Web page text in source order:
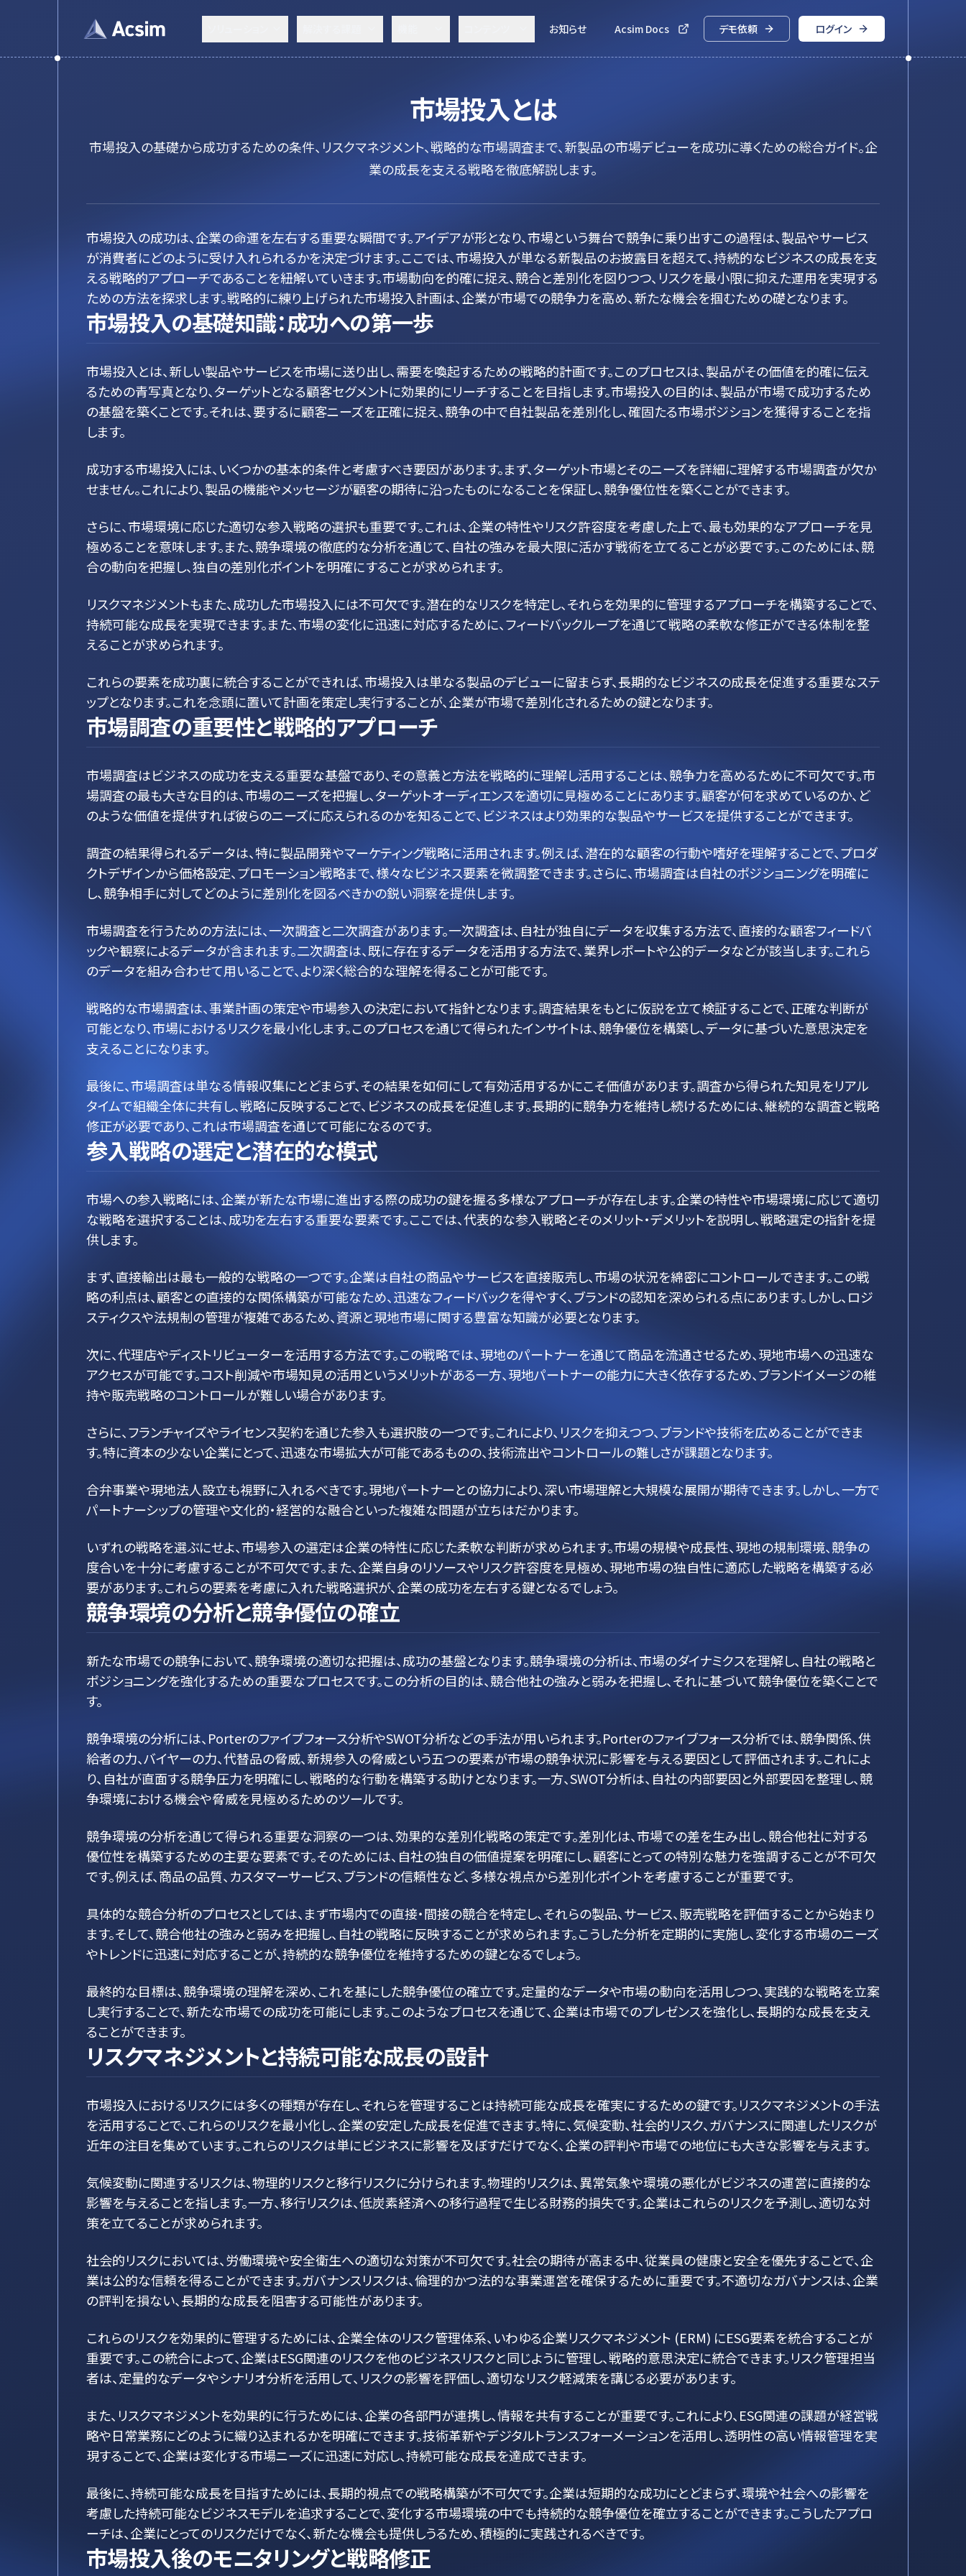
お知らせ Acsim Docs デモ依頼 ログイン
市場投入とは
市場投入の基礎から成功するための条件、リスクマネジメント、戦略的な市場調査まで、新製品の市場デビューを成功に導くための総合ガイド。企
業の成長を支える戦略を徹底解説します。
市場投入の成功は、企業の命運を左右する重要な瞬間です。アイデアが形となり、市場という舞台で競争に乗り出すこの過程は、製品やサービス
が消費者にどのように受け入れられるかを決定づけます。ここでは、市場投入が単なる新製品のお披露目を超えて、持続的なビジネスの成長を支
える戦略的アプローチであることを紐解いていきます。市場動向を的確に捉え、競合と差別化を図りつつ、リスクを最小限に抑えた運用を実現する
ための方法を探求します。戦略的に練り上げられた市場投入計画は、企業が市場での競争力を高め、新たな機会を掴むための礎となります。
市場投入の基礎知識：成功への第一歩
市場投入とは、新しい製品やサービスを市場に送り出し、需要を喚起するための戦略的計画です。このプロセスは、製品がその価値を的確に伝え
るための青写真となり、ターゲットとなる顧客セグメントに効果的にリーチすることを目指します。市場投入の目的は、製品が市場で成功するため
の基盤を築くことです。それは、要するに顧客ニーズを正確に捉え、競争の中で自社製品を差別化し、確固たる市場ポジションを獲得することを指
します。
成功する市場投入には、いくつかの基本的条件と考慮すべき要因があります。まず、ターゲット市場とそのニーズを詳細に理解する市場調査が欠か
せません。これにより、製品の機能やメッセージが顧客の期待に沿ったものになることを保証し、競争優位性を築くことができます。
さらに、市場環境に応じた適切な参入戦略の選択も重要です。これは、企業の特性やリスク許容度を考慮した上で、最も効果的なアプローチを見
極めることを意味します。また、競争環境の徹底的な分析を通じて、自社の強みを最大限に活かす戦術を立てることが必要です。このためには、競
合の動向を把握し、独自の差別化ポイントを明確にすることが求められます。
リスクマネジメントもまた、成功した市場投入には不可欠です。潜在的なリスクを特定し、それらを効果的に管理するアプローチを構築することで、
持続可能な成長を実現できます。また、市場の変化に迅速に対応するために、フィードバックループを通じて戦略の柔軟な修正ができる体制を整
えることが求められます。
これらの要素を成功裏に統合することができれば、市場投入は単なる製品のデビューに留まらず、長期的なビジネスの成長を促進する重要なステ
ップとなります。これを念頭に置いて計画を策定し実行することが、企業が市場で差別化されるための鍵となります。
市場調査の重要性と戦略的アプローチ
市場調査はビジネスの成功を支える重要な基盤であり、その意義と方法を戦略的に理解し活用することは、競争力を高めるために不可欠です。市
場調査の最も大きな目的は、市場のニーズを把握し、ターゲットオーディエンスを適切に見極めることにあります。顧客が何を求めているのか、ど
のような価値を提供すれば彼らのニーズに応えられるのかを知ることで、ビジネスはより効果的な製品やサービスを提供することができます。
調査の結果得られるデータは、特に製品開発やマーケティング戦略に活用されます。例えば、潜在的な顧客の行動や嗜好を理解することで、プロダ
クトデザインから価格設定、プロモーション戦略まで、様々なビジネス要素を微調整できます。さらに、市場調査は自社のポジショニングを明確に
し、競争相手に対してどのように差別化を図るべきかの鋭い洞察を提供します。
市場調査を行うための方法には、一次調査と二次調査があります。一次調査は、自社が独自にデータを収集する方法で、直接的な顧客フィードバ
ックや観察によるデータが含まれます。二次調査は、既に存在するデータを活用する方法で、業界レポートや公的データなどが該当します。これら
のデータを組み合わせて用いることで、より深く総合的な理解を得ることが可能です。
戦略的な市場調査は、事業計画の策定や市場参入の決定において指針となります。調査結果をもとに仮説を立て検証することで、正確な判断が
可能となり、市場におけるリスクを最小化します。このプロセスを通じて得られたインサイトは、競争優位を構築し、データに基づいた意思決定を
支えることになります。
最後に、市場調査は単なる情報収集にとどまらず、その結果を如何にして有効活用するかにこそ価値があります。調査から得られた知見をリアル
タイムで組織全体に共有し、戦略に反映することで、ビジネスの成長を促進します。長期的に競争力を維持し続けるためには、継続的な調査と戦略
修正が必要であり、これは市場調査を通じて可能になるのです。
参入戦略の選定と潜在的な模式
市場への参入戦略には、企業が新たな市場に進出する際の成功の鍵を握る多様なアプローチが存在します。企業の特性や市場環境に応じて適切
な戦略を選択することは、成功を左右する重要な要素です。ここでは、代表的な参入戦略とそのメリット・デメリットを説明し、戦略選定の指針を提
供します。
まず、直接輸出は最も一般的な戦略の一つです。企業は自社の商品やサービスを直接販売し、市場の状況を綿密にコントロールできます。この戦
略の利点は、顧客との直接的な関係構築が可能なため、迅速なフィードバックを得やすく、ブランドの認知を深められる点にあります。しかし、ロジ
スティクスや法規制の管理が複雑であるため、資源と現地市場に関する豊富な知識が必要となります。
次に、代理店やディストリビューターを活用する方法です。この戦略では、現地のパートナーを通じて商品を流通させるため、現地市場への迅速な
アクセスが可能です。コスト削減や市場知見の活用というメリットがある一方、現地パートナーの能力に大きく依存するため、ブランドイメージの維
持や販売戦略のコントロールが難しい場合があります。
さらに、フランチャイズやライセンス契約を通じた参入も選択肢の一つです。これにより、リスクを抑えつつ、ブランドや技術を広めることができま
す。特に資本の少ない企業にとって、迅速な市場拡大が可能であるものの、技術流出やコントロールの難しさが課題となります。
合弁事業や現地法人設立も視野に入れるべきです。現地パートナーとの協力により、深い市場理解と大規模な展開が期待できます。しかし、一方で
パートナーシップの管理や文化的・経営的な融合といった複雑な問題が立ちはだかります。
いずれの戦略を選ぶにせよ、市場参入の選定は企業の特性に応じた柔軟な判断が求められます。市場の規模や成長性、現地の規制環境、競争の
度合いを十分に考慮することが不可欠です。また、企業自身のリソースやリスク許容度を見極め、現地市場の独自性に適応した戦略を構築する必
要があります。これらの要素を考慮に入れた戦略選択が、企業の成功を左右する鍵となるでしょう。
競争環境の分析と競争優位の確立
新たな市場での競争において、競争環境の適切な把握は、成功の基盤となります。競争環境の分析は、市場のダイナミクスを理解し、自社の戦略と
ポジショニングを強化するための重要なプロセスです。この分析の目的は、競合他社の強みと弱みを把握し、それに基づいて競争優位を築くことで
す。
競争環境の分析には、Porterのファイブフォース分析やSWOT分析などの手法が用いられます。Porterのファイブフォース分析では、競争関係、供
給者の力、バイヤーの力、代替品の脅威、新規参入の脅威という五つの要素が市場の競争状況に影響を与える要因として評価されます。これによ
り、自社が直面する競争圧力を明確にし、戦略的な行動を構築する助けとなります。一方、SWOT分析は、自社の内部要因と外部要因を整理し、競
争環境における機会や脅威を見極めるためのツールです。
競争環境の分析を通じて得られる重要な洞察の一つは、効果的な差別化戦略の策定です。差別化は、市場での差を生み出し、競合他社に対する
優位性を構築するための主要な要素です。そのためには、自社の独自の価値提案を明確にし、顧客にとっての特別な魅力を強調することが不可欠
です。例えば、商品の品質、カスタマーサービス、ブランドの信頼性など、多様な視点から差別化ポイントを考慮することが重要です。
具体的な競合分析のプロセスとしては、まず市場内での直接・間接の競合を特定し、それらの製品、サービス、販売戦略を評価することから始まり
ます。そして、競合他社の強みと弱みを把握し、自社の戦略に反映することが求められます。こうした分析を定期的に実施し、変化する市場のニーズ
やトレンドに迅速に対応することが、持続的な競争優位を維持するための鍵となるでしょう。
最終的な目標は、競争環境の理解を深め、これを基にした競争優位の確立です。定量的なデータや市場の動向を活用しつつ、実践的な戦略を立案
し実行することで、新たな市場での成功を可能にします。このようなプロセスを通じて、企業は市場でのプレゼンスを強化し、長期的な成長を支え
ることができます。
リスクマネジメントと持続可能な成長の設計
市場投入におけるリスクには多くの種類が存在し、それらを管理することは持続可能な成長を確実にするための鍵です。リスクマネジメントの手法
を活用することで、これらのリスクを最小化し、企業の安定した成長を促進できます。特に、気候変動、社会的リスク、ガバナンスに関連したリスクが
近年の注目を集めています。これらのリスクは単にビジネスに影響を及ぼすだけでなく、企業の評判や市場での地位にも大きな影響を与えます。
気候変動に関連するリスクは、物理的リスクと移行リスクに分けられます。物理的リスクは、異常気象や環境の悪化がビジネスの運営に直接的な
影響を与えることを指します。一方、移行リスクは、低炭素経済への移行過程で生じる財務的損失です。企業はこれらのリスクを予測し、適切な対
策を立てることが求められます。
社会的リスクにおいては、労働環境や安全衛生への適切な対策が不可欠です。社会の期待が高まる中、従業員の健康と安全を優先することで、企
業は公的な信頼を得ることができます。ガバナンスリスクは、倫理的かつ法的な事業運営を確保するために重要です。不適切なガバナンスは、企業
の評判を損ない、長期的な成長を阻害する可能性があります。
これらのリスクを効果的に管理するためには、企業全体のリスク管理体系、いわゆる企業リスクマネジメント (ERM) にESG要素を統合することが
重要です。この統合によって、企業はESG関連のリスクを他のビジネスリスクと同じように管理し、戦略的意思決定に統合できます。リスク管理担当
者は、定量的なデータやシナリオ分析を活用して、リスクの影響を評価し、適切なリスク軽減策を講じる必要があります。
また、リスクマネジメントを効果的に行うためには、企業の各部門が連携し、情報を共有することが重要です。これにより、ESG関連の課題が経営戦
略や日常業務にどのように織り込まれるかを明確にできます。技術革新やデジタルトランスフォーメーションを活用し、透明性の高い情報管理を実
現することで、企業は変化する市場ニーズに迅速に対応し、持続可能な成長を達成できます。
最後に、持続可能な成長を目指すためには、長期的視点での戦略構築が不可欠です。企業は短期的な成功にとどまらず、環境や社会への影響を
考慮した持続可能なビジネスモデルを追求することで、変化する市場環境の中でも持続的な競争優位を確立することができます。こうしたアプロ
ーチは、企業にとってのリスクだけでなく、新たな機会も提供しうるため、積極的に実践されるべきです。
市場投入後のモニタリングと戦略修正